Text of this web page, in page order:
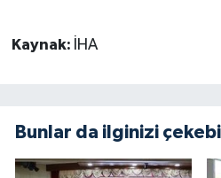
Kaynak: İHA
Bunlar da ilginizi